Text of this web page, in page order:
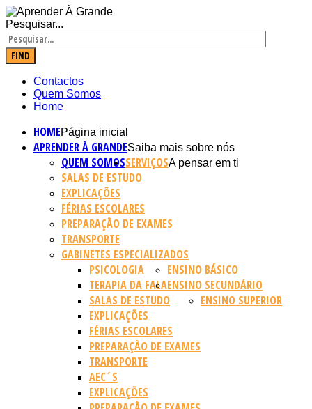
Pesquisar...
FIND
Contactos
Quem Somos
Home
HOMEPágina inicial
APRENDER À GRANDESaiba mais sobre nós
QUEM SOMOSSERVIÇOSA pensar em ti
SALAS DE ESTUDO
EXPLICAÇÕES
FÉRIAS ESCOLARES
PREPARAÇÃO DE EXAMES
TRANSPORTE
GABINETES ESPECIALIZADOS
PSICOLOGIA
TERAPIA DA FALA
ENSINO BÁSICO
SALAS DE ESTUDO
EXPLICAÇÕES
FÉRIAS ESCOLARES
PREPARAÇÃO DE EXAMES
TRANSPORTE
AEC´S
ENSINO SECUNDÁRIO
EXPLICAÇÕES
ENSINO SUPERIOR